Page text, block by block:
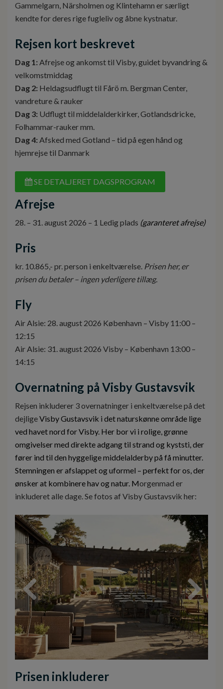
Gammelgarn, Närsholmen og Klintehamn er særligt
kendte for deres rige fugleliv og åbne kystnatur.
Rejsen kort beskrevet
Dag 1: Afrejse og ankomst til Visby, guidet byvandring &
velkomstmiddag
Dag 2: Heldagsudflugt til Fårö m. Bergman Center,
vandreture & rauker
Dag 3: Udflugt til middelalderkirker, Gotlandsdricke,
Folhammar-rauker mm.
Dag 4: Afsked med Gotland – tid på egen hånd og
hjemrejse til Danmark
SE DETALJERET DAGSPROGRAM
Afrejse
28. – 31. august 2026 – 1 Ledig plads (garanteret afrejse)
Pris
kr. 10.865,- pr. person i enkeltværelse. Prisen her, er
prisen du betaler – ingen yderligere tillæg.
Fly
Air Alsie: 28. august 2026 København – Visby 11:00 –
12:15
Air Alsie: 31. august 2026 Visby – København 13:00 –
14:15
Overnatning på Visby Gustavsvik
Rejsen inkluderer 3 overnatninger i enkeltværelse på det
dejligeVisby Gustavsvik i det naturskønne område lige
ved havet nord for Visby. Her bor vi i rolige, grønne
omgivelser med direkte adgang til strand og kyststi, der
fører ind til den hyggelige middelalderby på få minutter.
Stemningen er afslappet og uformel – perfekt for os, der
ønsker at kombinere hav og natur. Morgenmad er
inkluderet alle dage. Se fotos af Visby Gustavsvik her:
Prisen inkluderer